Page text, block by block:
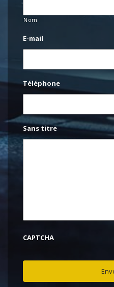
Nom
E-mail
Téléphone
Sans titre
CAPTCHA